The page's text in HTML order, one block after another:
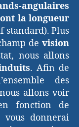
angulaires
la longueur
standard). Plus
devision
nous allons
. Afin de
des
allons voir
fonction de
donnerai